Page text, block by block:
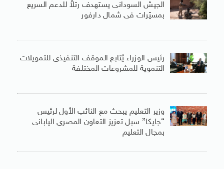
الجيش السودانى يستهدف رتلاً للدعم السريع
بمسيّرات فى شمال دارفور
رئيس الوزراء يُتابع الموقف التنفيذى للتمويلات
التنموية للمشروعات المختلفة
وزير التعليم يبحث مع النائب الأول لرئيس
“جايكا” سبل تعزيز التعاون المصرى اليابانى
بمجال التعليم